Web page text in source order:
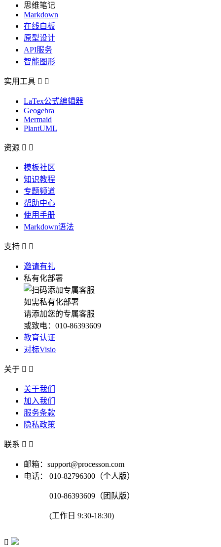
思维笔记
Markdown
在线白板
原型设计
API服务
智能图形
实用工具  
LaTex公式编辑器
Geogebra
Mermaid
PlantUML
资源  
模板社区
知识教程
专题频道
帮助中心
使用手册
Markdown语法
支持  
邀请有礼
私有化部署
如需私有化部署
请添加您的专属客服
或致电：010-86393609
教育认证
对标Visio
关于  
关于我们
加入我们
服务条款
隐私政策
联系  
邮箱：support@processon.com
电话：
010-82796300（个人版）
010-86393609（团队版）
(工作日 9:30-18:30)
